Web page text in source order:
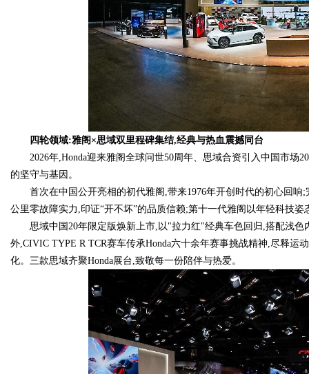
四轮领域:雅阁×思域双里程碑集结,经典与热血震撼同台
2026年,Honda迎来雅阁全球问世50周年、思域合资引入中国市
的坚守与基因。
首次在中国公开亮相的初代雅阁,带来1976年开创时代的初心回
公里零故障实力,印证“开不坏”的品质信赖;第十一代雅阁以年轻科技
思域中国20年限定版焕新上市,以"拉力红"经典车色回归,搭配浅
外,CIVIC TYPE R TCR赛车传承Honda六十余年赛事挑战精神,尽释
化。三款思域齐聚Honda展台,致敬每一份陪伴与热爱。